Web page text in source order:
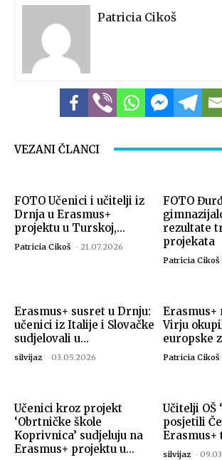
Patricia Cikoš
VEZANI ČLANCI
FOTO Učenici i učitelji iz
Drnja u Erasmus+
projektu u Turskoj,...
Patricia Cikoš - 21.07.2026
FOTO
rezultate
projekata
Patricia Cikoš
Erasmus+ susret u Drnju:
učenici iz Italije i Slovačke
sudjelovali u...
silvijaz - 03.05.2026
Erasmus+
Virju
europske
Patricia Cikoš
Učenici kroz projekt
‘Obrtničke škole
Koprivnica’ sudjeluju na
Erasmus+ projektu u...
Učitelji OŠ
posjetili
Erasmus+
silvijaz -